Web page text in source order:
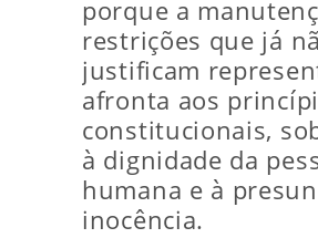
porque a
restrições que já
justificam
afronta aos
constitucionais,
à dignidade da
humana e à
inocência.